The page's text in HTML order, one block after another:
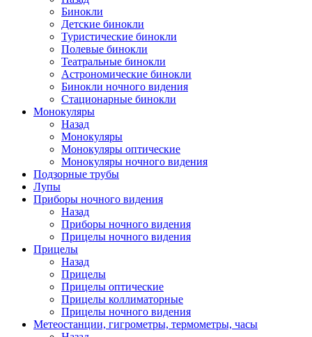
Бинокли
Детские бинокли
Туристические бинокли
Полевые бинокли
Театральные бинокли
Астрономические бинокли
Бинокли ночного видения
Стационарные бинокли
Монокуляры
Назад
Монокуляры
Монокуляры оптические
Монокуляры ночного видения
Подзорные трубы
Лупы
Приборы ночного видения
Назад
Приборы ночного видения
Прицелы ночного видения
Прицелы
Назад
Прицелы
Прицелы оптические
Прицелы коллиматорные
Прицелы ночного видения
Метеостанции, гигрометры, термометры, часы